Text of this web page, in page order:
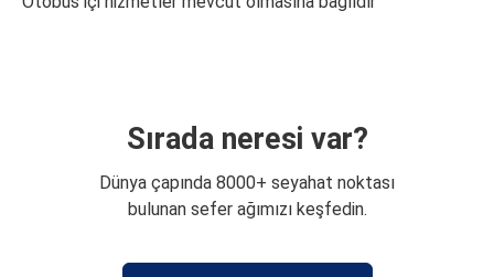
Sırada neresi var?
Dünya çapında 8000+ seyahat noktası
bulunan sefer ağımızı keşfedin.